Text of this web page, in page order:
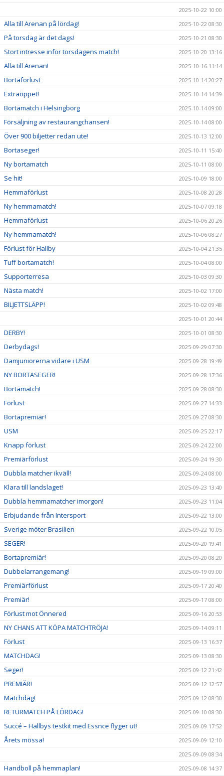
2025-10-22 10:00
Alla till Arenan på lördag! 2025-10-22 08:30
På torsdag är det dags! 2025-10-21 08:30
Stort intresse inför torsdagens match! 2025-10-20 13:16
Alla till Arenan! 2025-10-16 11:14
Bortaförlust 2025-10-14 20:27
Extraöppet! 2025-10-14 14:39
Bortamatch i Helsingborg 2025-10-14 09:00
Försäljning av restaurangchansen! 2025-10-14 08:00
Över 900 biljetter redan ute! 2025-10-13 12:00
Bortaseger! 2025-10-11 15:40
Ny bortamatch 2025-10-11 08:00
Se hit! 2025-10-09 18:00
Hemmaförlust 2025-10-08 20:28
Ny hemmamatch! 2025-10-07 09:18
Hemmaförlust 2025-10-06 20:26
Ny hemmamatch! 2025-10-06 08:27
Förlust för Hallby 2025-10-04 21:35
Tuff bortamatch! 2025-10-04 08:00
Supporterresa 2025-10-03 09:30
Nästa match! 2025-10-02 17:00
BILJETTSLÄPP!
2025-10-02 09:48
2025-10-01 20:44
DERBY! 2025-10-01 08:30
Derbydags! 2025-09-29 07:30
Damjuniorerna vidare i USM 2025-09-28 19:49
NY BORTASEGER! 2025-09-28 17:36
Bortamatch! 2025-09-28 08:30
Förlust 2025-09-27 14:33
Bortapremiär! 2025-09-27 08:30
USM 2025-09-25 22:17
Knapp förlust 2025-09-24 22:00
Premiärförlust 2025-09-24 19:30
Dubbla matcher ikväll! 2025-09-24 08:00
Klara till landslaget! 2025-09-23 13:40
Dubbla hemmamatcher imorgon! 2025-09-23 11:04
Erbjudande från Intersport 2025-09-22 13:00
Sverige möter Brasilien 2025-09-22 10:05
SEGER! 2025-09-20 19:41
Bortapremiär! 2025-09-20 08:20
Dubbelarrangemang! 2025-09-19 09:00
Premiärförlust 2025-09-17 20:40
Premiär! 2025-09-17 08:00
Förlust mot Önnered 2025-09-16 20:53
NY CHANS ATT KÖPA MATCHTRÖJA! 2025-09-14 09:11
Förlust 2025-09-13 16:37
MATCHDAG! 2025-09-13 08:30
Seger! 2025-09-12 21:42
PREMIÄR! 2025-09-12 12:57
Matchdag! 2025-09-12 08:30
RETURMATCH PÅ LÖRDAG! 2025-09-10 08:30
Succé – Hallbys testkit med Essnce flyger ut! 2025-09-09 17:52
Årets mössa!
2025-09-09 12:10
2025-09-09 08:34
Handboll på hemmaplan! 2025-09-08 14:37